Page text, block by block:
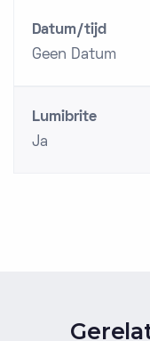
Datum/tijd
Geen Datum
Lumibrite
Ja